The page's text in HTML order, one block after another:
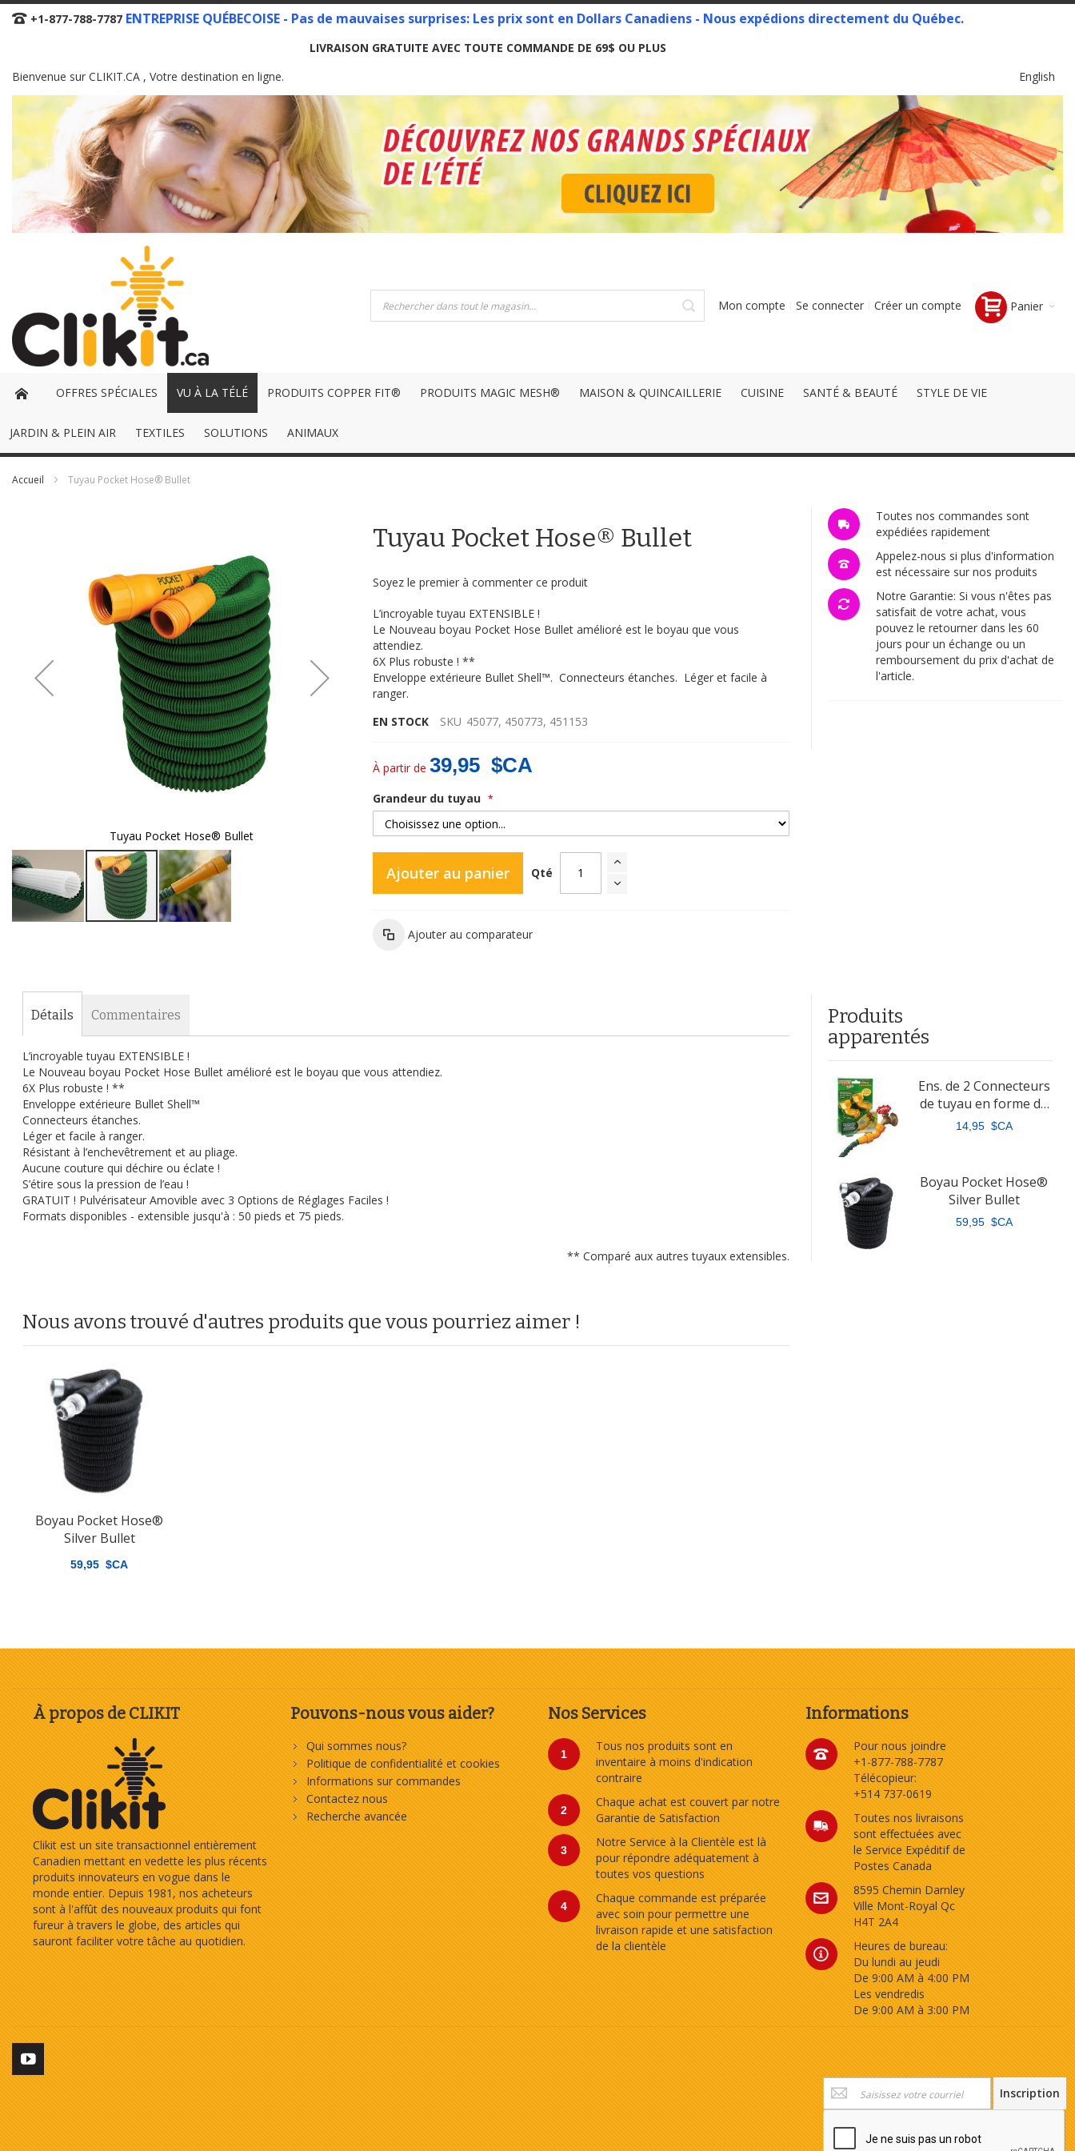
Skip
Content
+1-877-788-7787 ENTREPRISE QUÉBECOISE - Pas de mauvaises surprises: Les prix sont en Dollars Canadiens - Nous expédions directement du Québec.
LIVRAISON GRATUITE AVEC TOUTE COMMANDE DE 69$ OU PLUS
Bienvenue sur CLIKIT.CA , Votre destination en ligne.
Langue
English
Panier
Mon compte Se connecter Créer un compte
OFFRES SPÉCIALES VU À LA TÉLÉ PRODUITS COPPER FIT® PRODUITS MAGIC MESH® MAISON & QUINCAILLERIE CUISINE SANTÉ & BEAUTÉ STYLE DE VIE
JARDIN & PLEIN AIR TEXTILES SOLUTIONS ANIMAUX
Accueil Tuyau Pocket Hose® Bullet
Tuyau Pocket Hose® Bullet Tuyau Pocket Hose® Bullet
Galerie
Tuyau Pocket Hose® Bullet
Soyez le premier à commenter ce produit
L’incroyable tuyau EXTENSIBLE !
Le Nouveau boyau Pocket Hose Bullet amélioré est le boyau que vous
attendiez.
6X Plus robuste ! **
Enveloppe extérieure Bullet Shell™. Connecteurs étanches. Léger et facile à
ranger.
EN STOCK
SKU 45077, 450773, 451153
À partir de 39,95 $CA
Grandeur du tuyau
Qté
Ajouter au panier
Ajouter au comparateur
Toutes nos commandes sont
expédiées rapidement
Appelez-nous si plus d'information
est nécessaire sur nos produits
Notre Garantie: Si vous n'êtes pas
satisfait de votre achat, vous
pouvez le retourner dans les 60
jours pour un échange ou un
remboursement du prix d'achat de
l'article.
Détails
L’incroyable tuyau EXTENSIBLE !
Le Nouveau boyau Pocket Hose Bullet amélioré est le boyau que vous attendiez.
6X Plus robuste ! **
Enveloppe extérieure Bullet Shell™
Connecteurs étanches.
Léger et facile à ranger.
Résistant à l’enchevêtrement et au pliage.
Aucune couture qui déchire ou éclate !
S’étire sous la pression de l’eau !
GRATUIT ! Pulvérisateur Amovible avec 3 Options de Réglages Faciles !
Formats disponibles - extensible jusqu'à : 50 pieds et 75 pieds.
** Comparé aux autres tuyaux extensibles.
Commentaires
Nous avons trouvé d'autres produits que vous pourriez aimer !
Boyau Pocket Hose®
Silver Bullet
59,95 $CA
Produits
apparentés
Ens. de 2 Connecteurs
de tuyau en forme de
coude
14,95 $CA
Boyau Pocket Hose®
Silver Bullet
59,95 $CA
À propos de CLIKIT
Clikit est un site transactionnel entièrement
Canadien mettant en vedette les plus récents
produits innovateurs en vogue dans le
monde entier. Depuis 1981, nos acheteurs
sont à l'affût des nouveaux produits qui font
fureur à travers le globe, des articles qui
sauront faciliter votre tâche au quotidien.
Pouvons-nous vous aider?
Qui sommes nous?
Politique de confidentialité et cookies
Informations sur commandes
Contactez nous
Recherche avancée
Nos Services
1
Tous nos produits sont en
inventaire à moins d'indication
contraire
2
Chaque achat est couvert par notre
Garantie de Satisfaction
3
Notre Service à la Clientèle est là
pour répondre adéquatement à
toutes vos questions
4
Chaque commande est préparée
avec soin pour permettre une
livraison rapide et une satisfaction
de la clientèle
Informations
Pour nous joindre
+1-877-788-7787
Télécopieur:
+514 737-0619
Toutes nos livraisons
sont effectuées avec
le Service Expéditif de
Postes Canada
8595 Chemin Darnley
Ville Mont-Royal Qc
H4T 2A4
Heures de bureau:
Du lundi au jeudi
De 9:00 AM à 4:00 PM
Les vendredis
De 9:00 AM à 3:00 PM
Inscription
newsletter
Inscription